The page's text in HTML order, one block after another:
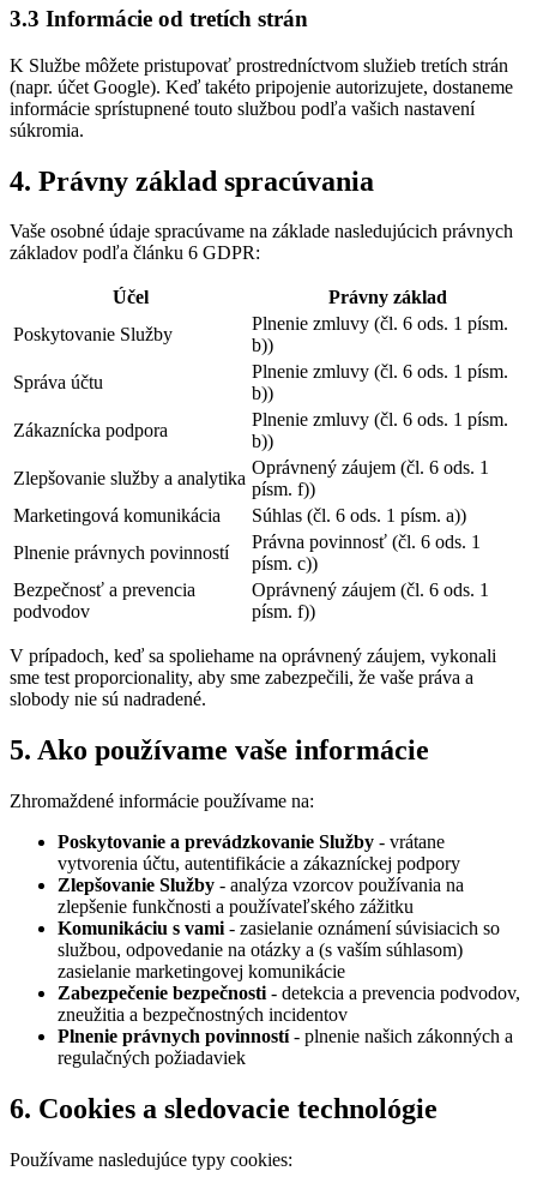
3.3 Informácie od tretích strán
K Službe môžete pristupovať prostredníctvom služieb tretích strán
(napr. účet Google). Keď takéto pripojenie autorizujete, dostaneme
informácie sprístupnené touto službou podľa vašich nastavení
súkromia.
4. Právny základ spracúvania
Vaše osobné údaje spracúvame na základe nasledujúcich právnych
základov podľa článku 6 GDPR:
Účel
Právny základ
Poskytovanie Služby
Plnenie zmluvy (čl. 6 ods. 1 písm.
b))
Správa účtu
Plnenie zmluvy (čl. 6 ods. 1 písm.
b))
Zákaznícka podpora
Plnenie zmluvy (čl. 6 ods. 1 písm.
b))
Zlepšovanie služby a analytika
Oprávnený záujem (čl. 6 ods. 1
písm. f))
Marketingová komunikácia
Súhlas (čl. 6 ods. 1 písm. a))
Plnenie právnych povinností
Právna povinnosť (čl. 6 ods. 1
písm. c))
Bezpečnosť a prevencia
podvodov
Oprávnený záujem (čl. 6 ods. 1
písm. f))
V prípadoch, keď sa spoliehame na oprávnený záujem, vykonali
sme test proporcionality, aby sme zabezpečili, že vaše práva a
slobody nie sú nadradené.
5. Ako používame vaše informácie
Zhromaždené informácie používame na:
Poskytovanie a prevádzkovanie Služby - vrátane
vytvorenia účtu, autentifikácie a zákazníckej podpory
Zlepšovanie Služby - analýza vzorcov používania na
zlepšenie funkčnosti a používateľského zážitku
Komunikáciu s vami - zasielanie oznámení súvisiacich so
službou, odpovedanie na otázky a (s vaším súhlasom)
zasielanie marketingovej komunikácie
Zabezpečenie bezpečnosti - detekcia a prevencia podvodov,
zneužitia a bezpečnostných incidentov
Plnenie právnych povinností- plnenie našich zákonných a
regulačných požiadaviek
6. Cookies a sledovacie technológie
Používame nasledujúce typy cookies: